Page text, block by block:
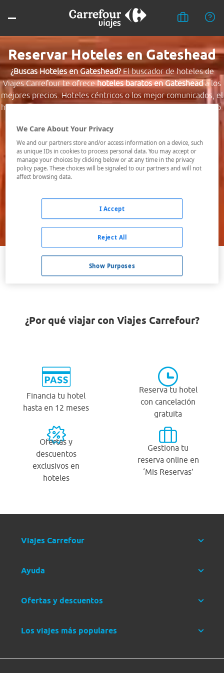
Reservar Hoteles en Gateshead
¿Buscas Hoteles en Gateshead?El buscador de hoteles de
Viajes Carrefour te ofrecehoteles baratos en Gatesheada los
mejores precios. Hoteles céntricos o los mejor comunicados, el
hotel que busques nosotros te lo encontramos al mejor precio.
Destino *
Fechas *
09/08/2026 - 10/08/2026
Buscar
VER TODOS LOS HOTELES BARATOS EN GATESHEAD
¿Por qué viajar con Viajes Carrefour?
Financia tu hotel
hasta en 12 meses
Reserva tu hotel
con cancelación
gratuita
Ofertas y
descuentos
exclusivos en
hoteles
Gestiona tu
reserva online en
‘Mis Reservas’
Viajes Carrefour
Ayuda
Ofertas y descuentos
Los viajes más populares
We Care About Your Privacy
We and our partners store and/or access information on a device, such
as unique IDs in cookies to process personal data. You may accept or
manage your choices by clicking below or at any time in the privacy
policy page. These choices will be signaled to our partners and will not
affect browsing data.
Show Purposes
Reject All
I Accept